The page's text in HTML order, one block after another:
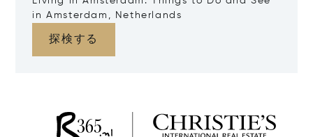
in Amsterdam, Netherlands
探検する